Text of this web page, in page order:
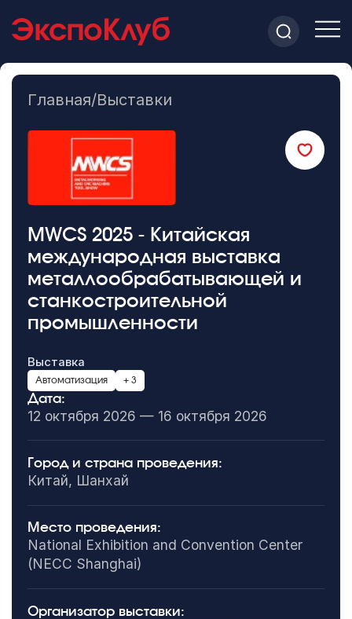
Главная/Выставки
MWCS 2025 - Китайская
международная выставка
металлообрабатывающей и
станкостроительной
промышленности
Выставка
Автоматизация + 3
Дата:
12 октября 2026 — 16 октября 2026
Город и страна проведения:
Китай, Шанхай
Место проведения:
National Exhibition and Convention Center
(NECC Shanghai)
Организатор выставки: